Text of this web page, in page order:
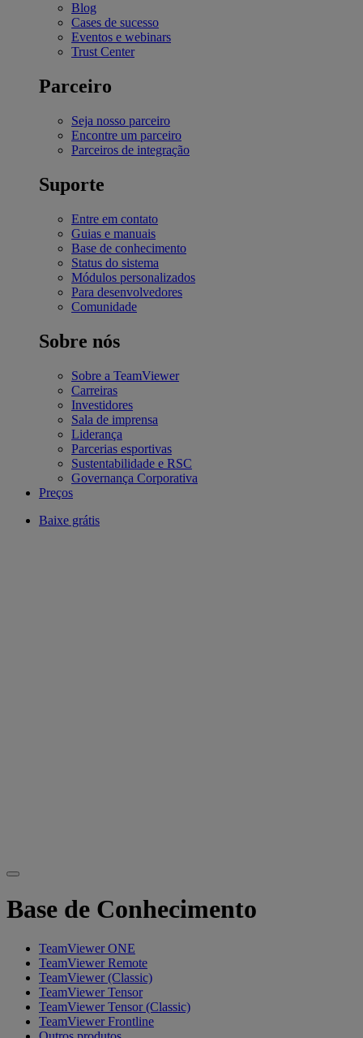
Blog
Cases de sucesso
Eventos e webinars
Trust Center
Parceiro
Seja nosso parceiro
Encontre um parceiro
Parceiros de integração
Suporte
Entre em contato
Guias e manuais
Base de conhecimento
Status do sistema
Módulos personalizados
Para desenvolvedores
Comunidade
Sobre nós
Sobre a TeamViewer
Carreiras
Investidores
Sala de imprensa
Liderança
Parcerias esportivas
Sustentabilidade e RSC
Governança Corporativa
Preços
Baixe grátis
Base de Conhecimento
TeamViewer ONE
TeamViewer Remote
TeamViewer (Classic)
TeamViewer Tensor
TeamViewer Tensor (Classic)
TeamViewer Frontline